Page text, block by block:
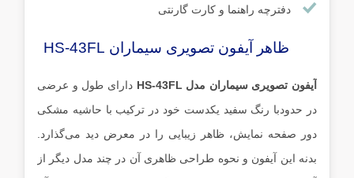
دفترچه راهنما و کارت گارنتی
ظاهر آیفون تصویری سیماران HS-43FL
آیفون تصویری سیماران مدل HS-43FL
دارای طول و عرضی
در حدودبا رنگ سفید یکدست خود در ترکیب با حاشیه مشکی
دور صفحه نمایش، ظاهر زیبایی را در معرض دید می‌گذارد.
بدنه این آیفون و نحوه طراحی ظاهری آن در چند مدل دیگر از